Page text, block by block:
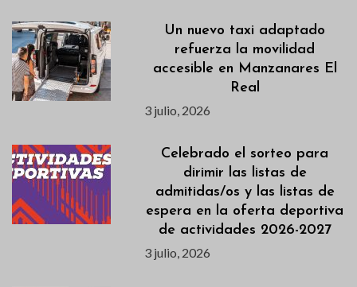
Un nuevo taxi adaptado
refuerza la movilidad
accesible en Manzanares El
Real
3 julio, 2026
Celebrado el sorteo para
dirimir las listas de
admitidas/os y las listas de
espera en la oferta deportiva
de actividades 2026-2027
3 julio, 2026